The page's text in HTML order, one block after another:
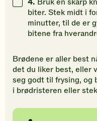
biter. Stek midt i
minutter, til de er
bitene fra
Brødene er aller best
det du liker best, eller
seg godt til frysing, og
i brødristeren eller